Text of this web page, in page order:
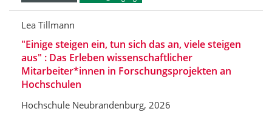
Lea Tillmann
"Einige steigen ein, tun sich das an, viele steigen
aus" : Das Erleben wissenschaftlicher
Mitarbeiter*innen in Forschungsprojekten an
Hochschulen
Hochschule Neubrandenburg, 2026